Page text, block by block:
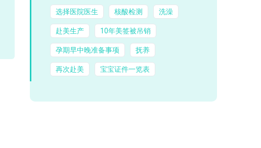
选择医院医生 核酸检测 洗澡
赴美生产 10年美签被吊销
孕期早中晚准备事项 抚养
再次赴美 宝宝证件一览表